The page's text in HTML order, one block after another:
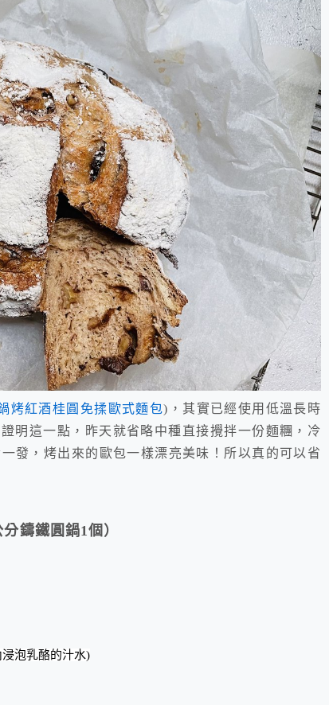
烤紅酒桂圓免揉歐式麵包)，其實已經使用低溫長時
明這一點，昨天就省略中種直接攪拌一份麵糰，冷
發，烤出來的歐包一樣漂亮美味！所以真的可以省
分鑄鐵圓鍋1個）
泡乳酪的汁水)